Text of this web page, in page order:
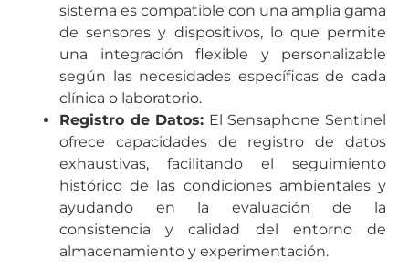
sistema es compatible con una amplia gama
de sensores y dispositivos, lo que permite
una integración flexible y personalizable
según las necesidades específicas de cada
clínica o laboratorio.
Registro de Datos: El Sensaphone Sentinel
ofrece capacidades de registro de datos
exhaustivas, facilitando el seguimiento
histórico de las condiciones ambientales y
ayudando en la evaluación de la
consistencia y calidad del entorno de
almacenamiento y experimentación.